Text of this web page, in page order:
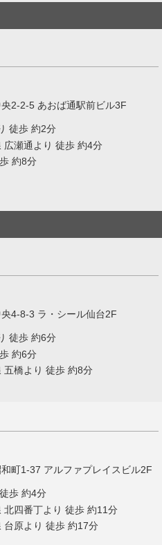
2-2-5 あおば通駅前ビル3F
徒歩 約2分
広瀬通より 徒歩 約4分
約8分
4-8-3 ラ・シール仙台2F
徒歩 約6分
約6分
五橋より 徒歩 約8分
町1-37 アルファプレイスビル2F
歩 約4分
北四番丁より 徒歩 約11分
台原より 徒歩 約17分